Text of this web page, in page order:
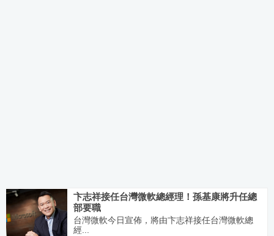
卞志祥接任台灣微軟總經理！孫基康將升任總
部要職
台灣微軟今日宣佈，將由卞志祥接任台灣微軟總
經...